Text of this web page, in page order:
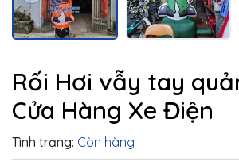
Rối Hơi vẫy tay
Cửa Hàng Xe Điện
Tình trạng: Còn hàng